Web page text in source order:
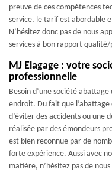
preuve de ces compétences
service, le tarif est abordable
N’hésitez donc pas de nous
services à bon rapport qualité/
MJ Elagage : votre
professionnelle
Besoin d’une société abattage
endroit. Du fait que l’abattage
d’éviter des accidents ou une
réalisée par des émondeurs
est bien reconnue par de
forte expérience. Aussi avec
matière, n’hésitez pas de